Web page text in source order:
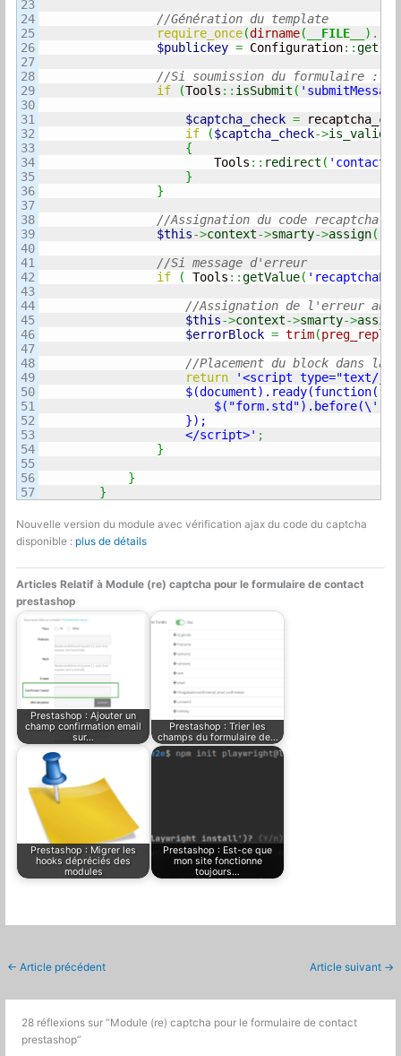
23
24
25
26
27
28
29
30
31
32
33
34
35
36
37
38
39
40
41
42
43
44
45
46
47
48
49
50
51
52
53
54
55
56
//Génération du template
require_once(dirname( __FILE__ ) .
$publickey = Configuration::get
//Si soumission du
if
(Tools :: isSubmit (
$captcha_check =
if
($captcha_check->is_valid
{
Tools :: redirect ( 'contact-
}
}
//Assignation du code recaptcha
$this->context->smarty->assign(
//Si message d'erreur
if
( Tools ::getValue(
//Assignation de l'erreur au
$this->context->smarty->assign
$errorBlock = trim(
//Placement du block dans la
return
'<script type="text/
$(document).ready(function(){
$("form.std").before(\''
});
</script>' ;
}
}
}
Nouvelle version du module avec vérification ajax du code du captcha
disponible : plus de détails
Articles Relatif à Module (re) captcha pour le formulaire de contact
prestashop
Prestashop : Ajouter un
champ confirmation email
sur…
Prestashop : Trier les
champs du formulaire de…
Prestashop : Migrer les
hooks dépréciés des
modules
Prestashop : Est-ce que
mon site fonctionne
toujours…
← Article précédent Article suivant →
28 réflexions sur “Module (re) captcha pour le formulaire de contact
prestashop”